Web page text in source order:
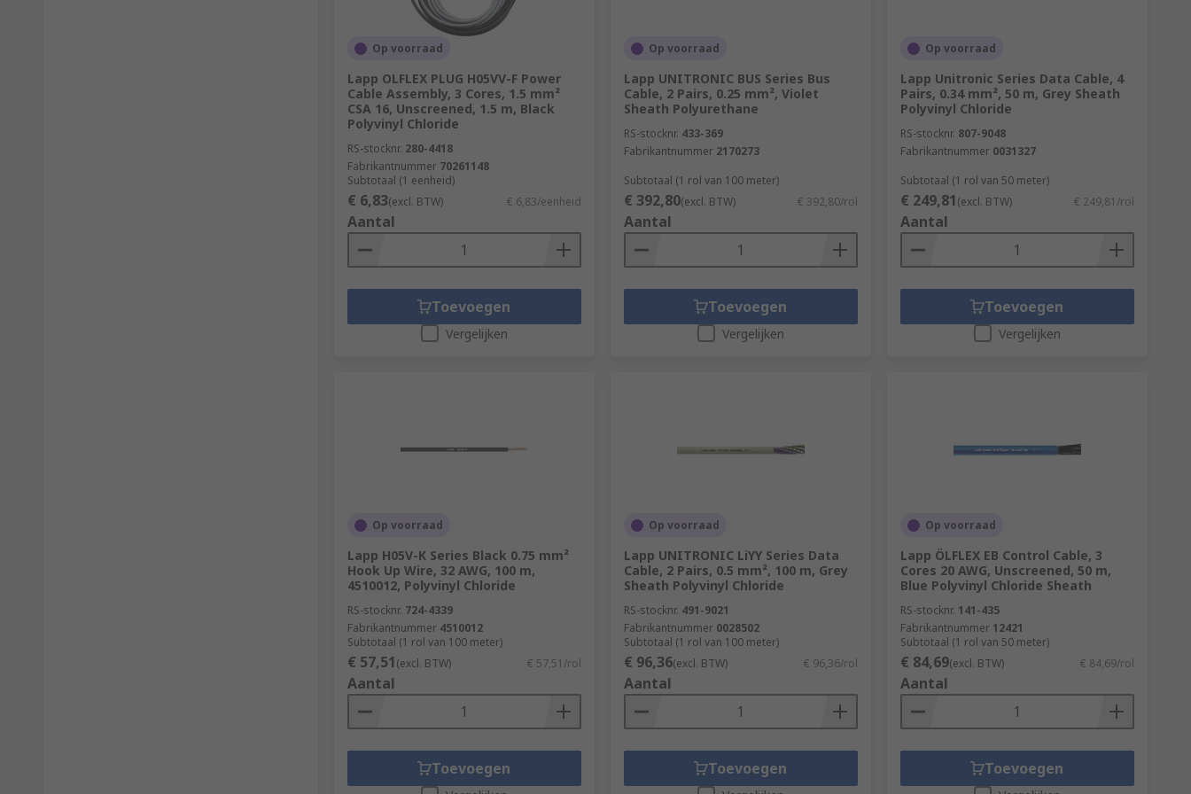
Op voorraad
Lapp OLFLEX PLUG H05VV-F Power
Cable Assembly, 3 Cores, 1.5 mm²
CSA 16, Unscreened, 1.5 m, Black
Polyvinyl Chloride
RS-stocknr. 280-4418
Fabrikantnummer 70261148
Subtotaal (1 eenheid)
€ 6,83(excl. BTW) € 6,83/eenheid
Aantal
Toevoegen
Vergelijken
Op voorraad
Lapp UNITRONIC BUS Series Bus
Cable, 2 Pairs, 0.25 mm², Violet
Sheath Polyurethane
RS-stocknr. 433-369
Fabrikantnummer 2170273
Subtotaal (1 rol van 100 meter)
€ 392,80(excl. BTW) € 392,80/rol
Aantal
Toevoegen
Vergelijken
Op voorraad
Lapp Unitronic Series Data Cable, 4
Pairs, 0.34 mm², 50 m, Grey Sheath
Polyvinyl Chloride
RS-stocknr. 807-9048
Fabrikantnummer 0031327
Subtotaal (1 rol van 50 meter)
€ 249,81(excl. BTW) € 249,81/rol
Aantal
Toevoegen
Vergelijken
Op voorraad
Lapp H05V-K Series Black 0.75 mm²
Hook Up Wire, 32 AWG, 100 m,
4510012, Polyvinyl Chloride
RS-stocknr. 724-4339
Fabrikantnummer 4510012
Subtotaal (1 rol van 100 meter)
€ 57,51(excl. BTW) € 57,51/rol
Aantal
Toevoegen
Op voorraad
Lapp UNITRONIC LiYY Series Data
Cable, 2 Pairs, 0.5 mm², 100 m, Grey
Sheath Polyvinyl Chloride
RS-stocknr. 491-9021
Fabrikantnummer 0028502
Subtotaal (1 rol van 100 meter)
€ 96,36(excl. BTW) € 96,36/rol
Aantal
Toevoegen
Op voorraad
Lapp ÖLFLEX EB Control Cable, 3
Cores 20 AWG, Unscreened, 50 m,
Blue Polyvinyl Chloride Sheath
RS-stocknr. 141-435
Fabrikantnummer 12421
Subtotaal (1 rol van 50 meter)
€ 84,69(excl. BTW) € 84,69/rol
Aantal
Toevoegen